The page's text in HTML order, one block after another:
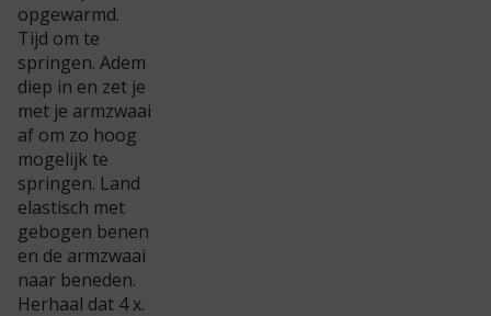
opgewarmd.
Tijd om te
springen. Adem
diep in en zet je
met je armzwaai
af om zo hoog
mogelijk te
springen. Land
elastisch met
gebogen benen
en de armzwaai
naar beneden.
Herhaal dat 4 x.